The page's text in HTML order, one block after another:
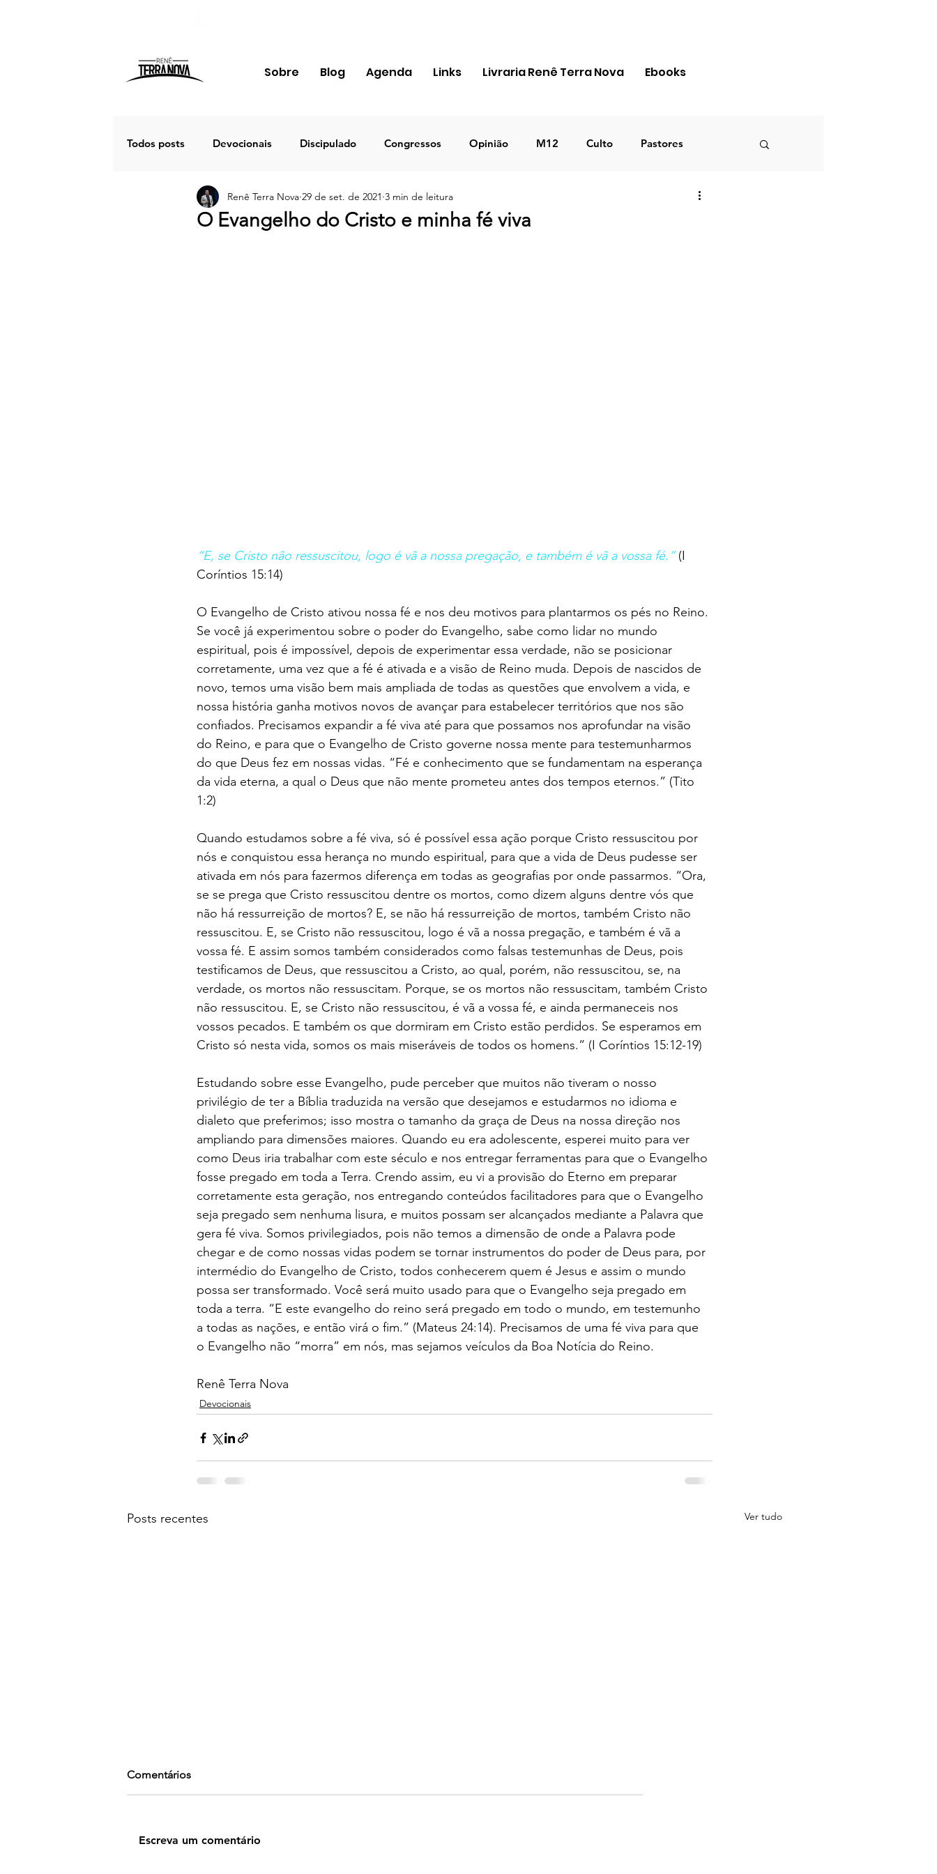
Sobre Blog Agenda Links Livraria Renê Terra Nova Ebooks
Todos posts Devocionais Discipulado Congressos Opinião M12 Culto Pastores
Estudos Palavra Apostólica Igreja
O Evangelho do Cristo e minha fé viva
Renê Terra Nova 29 de set. de 2021 3 min de leitura
“E, se Cristo não ressuscitou, logo é vã a nossa pregação, e também é vã a vossa fé.” (I
Coríntios 15:14)
O Evangelho de Cristo ativou nossa fé e nos deu motivos para plantarmos os pés no Reino.
Se você já experimentou sobre o poder do Evangelho, sabe como lidar no mundo
espiritual, pois é impossível, depois de experimentar essa verdade, não se posicionar
corretamente, uma vez que a fé é ativada e a visão de Reino muda. Depois de nascidos de
novo, temos uma visão bem mais ampliada de todas as questões que envolvem a vida, e
nossa história ganha motivos novos de avançar para estabelecer territórios que nos são
confiados. Precisamos expandir a fé viva até para que possamos nos aprofundar na visão
do Reino, e para que o Evangelho de Cristo governe nossa mente para testemunharmos
do que Deus fez em nossas vidas. “Fé e conhecimento que se fundamentam na esperança
da vida eterna, a qual o Deus que não mente prometeu antes dos tempos eternos.” (Tito
1:2)
Quando estudamos sobre a fé viva, só é possível essa ação porque Cristo ressuscitou por
nós e conquistou essa herança no mundo espiritual, para que a vida de Deus pudesse ser
ativada em nós para fazermos diferença em todas as geografias por onde passarmos. “Ora,
se se prega que Cristo ressuscitou dentre os mortos, como dizem alguns dentre vós que
não há ressurreição de mortos? E, se não há ressurreição de mortos, também Cristo não
ressuscitou. E, se Cristo não ressuscitou, logo é vã a nossa pregação, e também é vã a
vossa fé. E assim somos também considerados como falsas testemunhas de Deus, pois
testificamos de Deus, que ressuscitou a Cristo, ao qual, porém, não ressuscitou, se, na
verdade, os mortos não ressuscitam. Porque, se os mortos não ressuscitam, também Cristo
não ressuscitou. E, se Cristo não ressuscitou, é vã a vossa fé, e ainda permaneceis nos
vossos pecados. E também os que dormiram em Cristo estão perdidos. Se esperamos em
Cristo só nesta vida, somos os mais miseráveis de todos os homens.” (I Coríntios 15:12-19)
Estudando sobre esse Evangelho, pude perceber que muitos não tiveram o nosso
privilégio de ter a Bíblia traduzida na versão que desejamos e estudarmos no idioma e
dialeto que preferimos; isso mostra o tamanho da graça de Deus na nossa direção nos
ampliando para dimensões maiores. Quando eu era adolescente, esperei muito para ver
como Deus iria trabalhar com este século e nos entregar ferramentas para que o Evangelho
fosse pregado em toda a Terra. Crendo assim, eu vi a provisão do Eterno em preparar
corretamente esta geração, nos entregando conteúdos facilitadores para que o Evangelho
seja pregado sem nenhuma lisura, e muitos possam ser alcançados mediante a Palavra que
gera fé viva. Somos privilegiados, pois não temos a dimensão de onde a Palavra pode
chegar e de como nossas vidas podem se tornar instrumentos do poder de Deus para, por
intermédio do Evangelho de Cristo, todos conhecerem quem é Jesus e assim o mundo
possa ser transformado. Você será muito usado para que o Evangelho seja pregado em
toda a terra. “E este evangelho do reino será pregado em todo o mundo, em testemunho
a todas as nações, e então virá o fim.” (Mateus 24:14). Precisamos de uma fé viva para que
o Evangelho não “morra” em nós, mas sejamos veículos da Boa Notícia do Reino.
Renê Terra Nova
Devocionais
Posts recentes Ver tudo
Comentários
Escreva um comentário